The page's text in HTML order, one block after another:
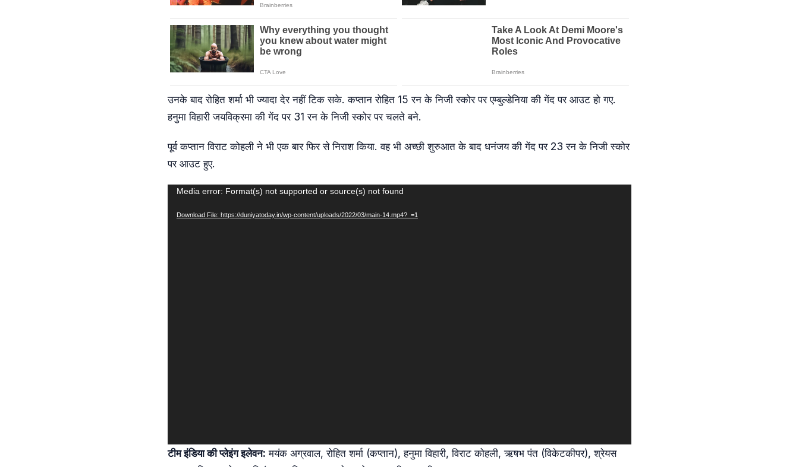
उनके बाद रोहित शर्मा भी ज्यादा देर नहीं टिक सके. कप्तान रोहित 15 रन के निजी स्कोर पर एम्बुल्डेनिया की गेंद पर आउट हो गए.
हनुमा विहारी जयविक्रमा की गेंद पर 31 रन के निजी स्कोर पर चलते बने.
पूर्व कप्तान विराट कोहली ने भी एक बार फिर से निराश किया. वह भी अच्छी शुरुआत के बाद धनंजय की गेंद पर 23 रन के निजी स्कोर
पर आउट हुए.
Video
Player
Media error: Format(s) not supported or source(s) not found
Download File: https://duniyatoday.in/wp-content/uploads/2022/03/main-14.mp4?_=1
टीम इंडिया की प्लेइंग इलेवन: मयंक अग्रवाल, रोहित शर्मा (कप्तान), हनुमा विहारी, विराट कोहली, ऋषभ पंत (विकेटकीपर), श्रेयस